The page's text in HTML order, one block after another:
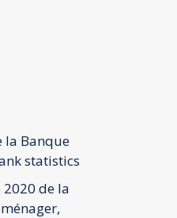
la Banque
statistics
de la